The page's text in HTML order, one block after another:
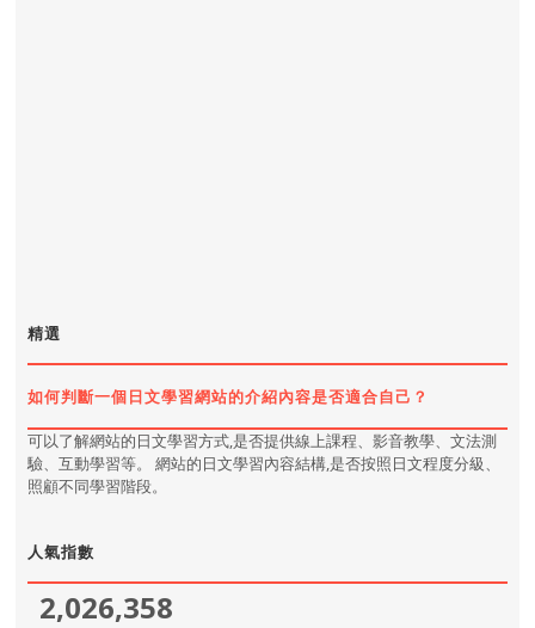
精選
如何判斷一個日文學習網站的介紹內容是否適合自己？
可以了解網站的日文學習方式,是否提供線上課程、影音教學、文法測
驗、互動學習等。 網站的日文學習內容結構,是否按照日文程度分級、
照顧不同學習階段。
人氣指數
2,026,358